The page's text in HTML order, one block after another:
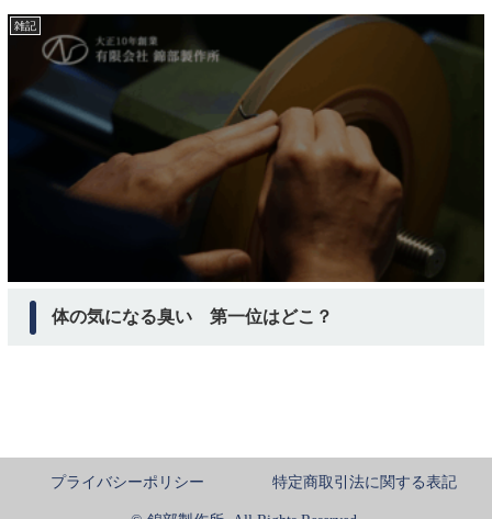
雑記
体の気になる臭い 第一位はどこ？
プライバシーポリシー 特定商取引法に関する表記